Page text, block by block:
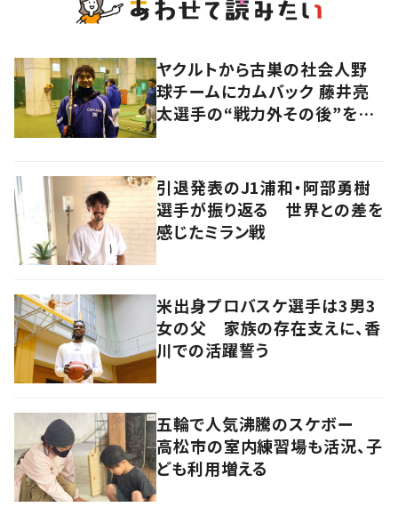
ヤクルトから古巣の社会人野
球チームにカムバック 藤井亮
太選手の“戦力外その後”を追
引退発表のJ1浦和・阿部勇樹
選手が振り返る 世界との差を
感じたミラン戦
米出身プロバスケ選手は3男3
女の父 家族の存在支えに、香
川での活躍誓う
五輪で人気沸騰のスケボー
高松市の室内練習場も活況、子
ども利用増える